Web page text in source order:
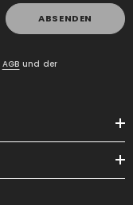
ABSENDEN
AGB und der